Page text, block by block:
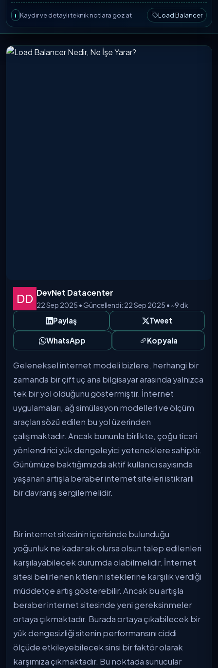
Kaydır ve detaylı teknik notlara göz at Load Balancer
DevNet Datacenter
22 Sep 2025 • Güncellendi: 22 Sep 2025 • ~9 dk
Paylaş Tweet
WhatsApp Kopyala
Geleneksel internet modeli bizlere, herhangi bir
zamanda bir çift uç ana bilgisayar arasında yalnızca
tek bir yol olduğunu göstermiştir. İnternet
uygulamaları, ağ simülasyon modelleri ve ölçüm
araçları sözü edilen bu yol üzerinden
çalışmaktadır. Ancak bununla birlikte, çoğu ticari
yönlendirici yük dengeleyici yeteneklere sahiptir.
Günümüze baktığımızda aktif kullanıcı sayısında
yaşanan artışla beraber internet siteleri istikrarlı
bir davranış sergilemelidir.
Bir internet sitesinin içerisinde bulunduğu
yoğunluk ne kadar sık olursa olsun talep edilenleri
karşılayabilecek durumda olabilmelidir. İnternet
sitesi belirlenen kitlenin isteklerine karşılık verdiği
müddetçe artış gösterebilir. Ancak bu artışla
beraber internet sitesinde yeni gereksinmeler
ortaya çıkmaktadır. Burada ortaya çıkabilecek bir
yük dengesizliği sitenin performansını ciddi
ölçüde etkileyebilecek sinsi bir faktör olarak
karşımıza çıkmaktadır. Bu noktada sunucular